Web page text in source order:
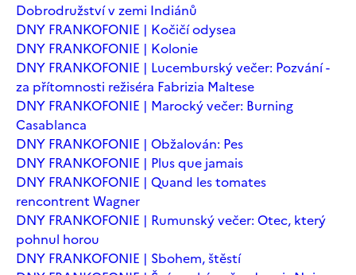
Dobrodružství v zemi Indiánů
DNY FRANKOFONIE | Kočičí odysea
DNY FRANKOFONIE | Kolonie
DNY FRANKOFONIE | Lucemburský večer: Pozvání -
za přítomnosti režiséra Fabrizia Maltese
DNY FRANKOFONIE | Marocký večer: Burning
Casablanca
DNY FRANKOFONIE | Obžalován: Pes
DNY FRANKOFONIE | Plus que jamais
DNY FRANKOFONIE | Quand les tomates
rencontrent Wagner
DNY FRANKOFONIE | Rumunský večer: Otec, který
pohnul horou
DNY FRANKOFONIE | Sbohem, štěstí